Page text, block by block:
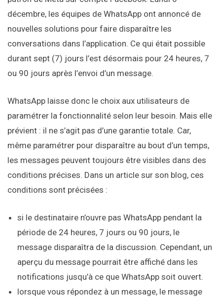
décembre, les équipes de WhatsApp ont annoncé de
nouvelles solutions pour faire disparaître les
conversations dans l’application. Ce qui était possible
durant sept (7) jours l’est désormais pour 24 heures, 7
ou 90 jours après l’envoi d’un message.
WhatsApp laisse donc le choix aux utilisateurs de
paramétrer la fonctionnalité selon leur besoin. Mais elle
prévient : il ne s’agit pas d’une garantie totale. Car,
même paramétrer pour disparaître au bout d’un temps,
les messages peuvent toujours être visibles dans des
conditions précises. Dans un article sur son blog, ces
conditions sont précisées :
si le destinataire n’ouvre pas WhatsApp pendant la
période de 24 heures, 7 jours ou 90 jours, le
message disparaîtra de la discussion. Cependant, un
aperçu du message pourrait être affiché dans les
notifications jusqu’à ce que WhatsApp soit ouvert.
lorsque vous répondez à un message, le message